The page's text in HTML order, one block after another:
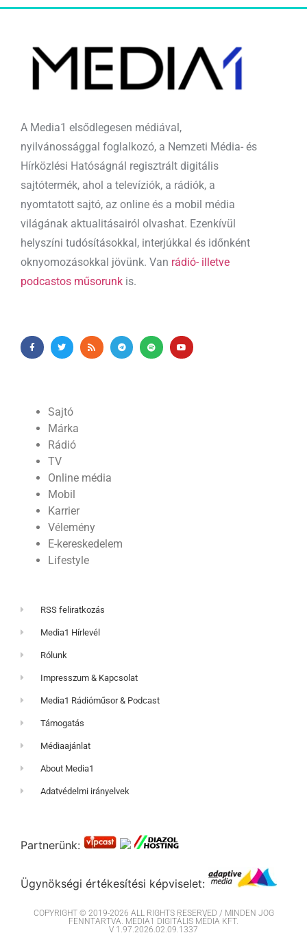
A Media1 elsődlegesen médiával,
nyilvánossággal foglalkozó, a Nemzeti Média- és
Hírközlési Hatóságnál regisztrált digitális
sajtótermék, ahol a televíziók, a rádiók, a
nyomtatott sajtó, az online és a mobil média
világának aktualitásairól olvashat. Ezenkívül
helyszíni tudósításokkal, interjúkkal és időnként
oknyomozásokkal jövünk. Van rádió- illetve
podcastos műsorunk is.
Sajtó
Márka
Rádió
TV
Online média
Mobil
Karrier
Vélemény
E-kereskedelem
Lifestyle
RSS feliratkozás
Media1 Hírlevél
Rólunk
Impresszum & Kapcsolat
Media1 Rádióműsor & Podcast
Támogatás
Médiaajánlat
About Media1
Adatvédelmi irányelvek
Partnerünk:
Ügynökségi értékesítési képviselet:
COPYRIGHT © 2019-2026 ALL RIGHTS RESERVED / MINDEN JOG
FENNTARTVA. MEDIA1 DIGITÁLIS MÉDIA KFT.
V 1.97.2026.02.09.1337